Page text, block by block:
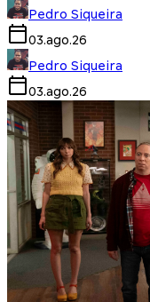
Pedro Siqueira
03.ago.26
Pedro Siqueira
03.ago.26